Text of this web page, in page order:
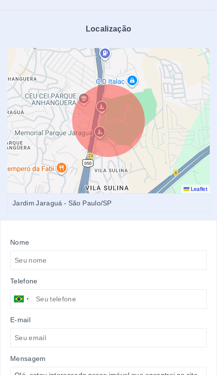
Localização
Leaflet
Jardim Jaraguá - São Paulo/SP
Nome
Telefone
E-mail
Mensagem